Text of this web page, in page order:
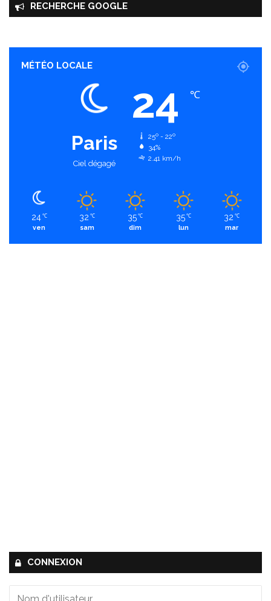
RECHERCHE GOOGLE
MÉTÉO LOCALE
Paris
Ciel dégagé
24 ℃
25º - 22º
34%
2.41 km/h
24 ℃
ven
32 ℃
sam
35 ℃
dim
35 ℃
lun
32 ℃
mar
CONNEXION